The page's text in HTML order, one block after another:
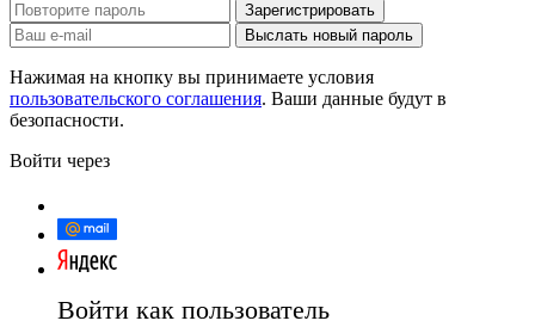
Зарегистрировать
Выслать новый пароль
Нажимая на кнопку вы принимаете условия
пользовательского соглашения. Ваши данные будут в
безопасности.
Войти через
Войти как пользователь